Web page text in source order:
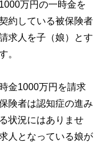
万円の一時金を
約している被保険者
求人を子（娘）とす
。
金1000万円を請求
険者は認知症の進み
状況にはありませ
人となっている娘が